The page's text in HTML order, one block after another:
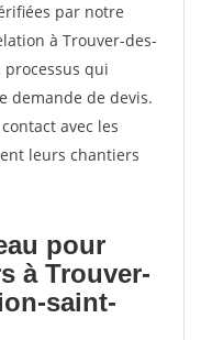
par notre
à Trouver-des-
qui
demande de devis.
avec les
leurs chantiers
pour
à Trouver-
saint-